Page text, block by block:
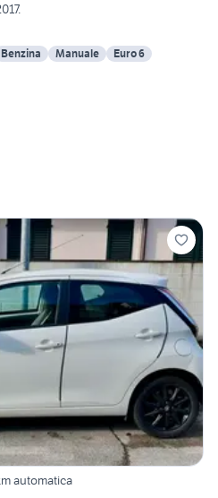
Benzina Manuale Euro 6
automatica